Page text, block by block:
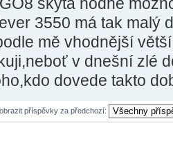
3550 má tak malý
mě vhodnější
v dnešní zlé
dovede takto
příspěvky za předchozí: